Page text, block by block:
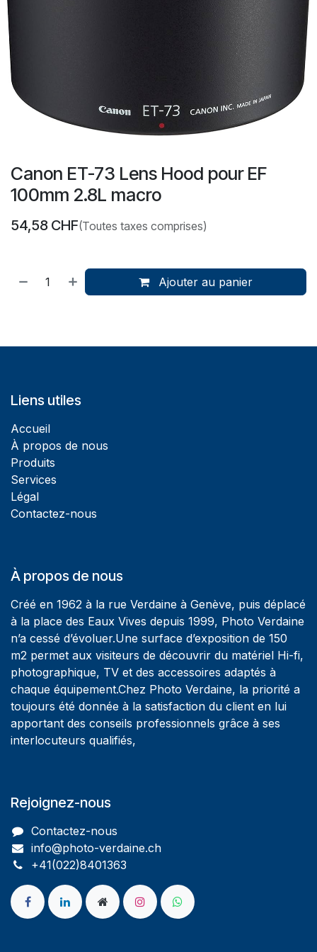
Canon ET-73 Lens Hood pour EF
100mm 2.8L macro
54,58 CHF(Toutes taxes comprises)
Ajouter au panier
Liens utiles
Accueil
À propos de nous
Produits
Services
Légal
Contactez-nous
À propos de nous
Créé en 1962 à la rue Verdaine à Genève, puis déplacé
à la place des Eaux Vives depuis 1999, Photo Verdaine
n’a cessé d’évoluer.Une surface d’exposition de 150
m2 permet aux visiteurs de découvrir du matériel Hi-fi,
photographique, TV et des accessoires adaptés à
chaque équipement.Chez Photo Verdaine, la priorité a
toujours été donnée à la satisfaction du client en lui
apportant des conseils professionnels grâce à ses
interlocuteurs qualifiés,
Rejoignez-nous
Contactez-nous
info@photo-verdaine.ch​
​​+41(022)8401363